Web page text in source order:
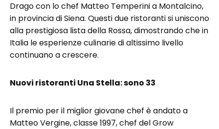
Drago con lo chef Matteo Temperini a Montalcino,
in provincia di Siena. Questi due ristoranti si uniscono
alla prestigiosa lista della Rossa, dimostrando che in
Italia le esperienze culinarie di altissimo livello
continuano a crescere.
Nuovi ristoranti Una Stella: sono 33
Il premio per il miglior giovane chef è andato a
Matteo Vergine, classe 1997, chef del Grow